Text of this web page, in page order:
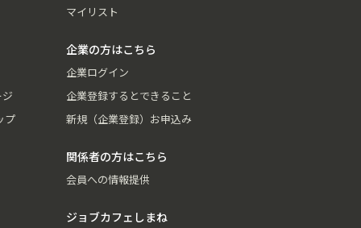
プ
マイリスト
企業の方はこちら
企業ログイン
企業登録するとできること
新規（企業登録）お申込み
関係者の方はこちら
会員への情報提供
ジョブカフェしまね